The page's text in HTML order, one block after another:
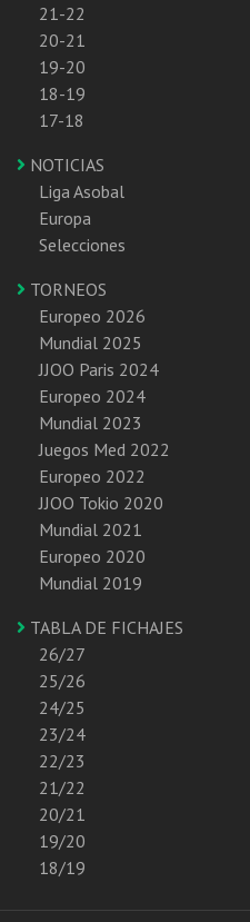
21-22
20-21
19-20
18-19
17-18
NOTICIAS
Liga Asobal
Europa
Selecciones
TORNEOS
Europeo 2026
Mundial 2025
JJOO Paris 2024
Europeo 2024
Mundial 2023
Juegos Med 2022
Europeo 2022
JJOO Tokio 2020
Mundial 2021
Europeo 2020
Mundial 2019
TABLA DE FICHAJES
26/27
25/26
24/25
23/24
22/23
21/22
20/21
19/20
18/19